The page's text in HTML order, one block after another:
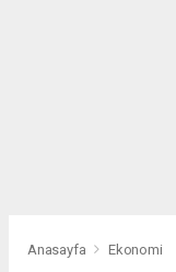
Anasayfa Ekonomi